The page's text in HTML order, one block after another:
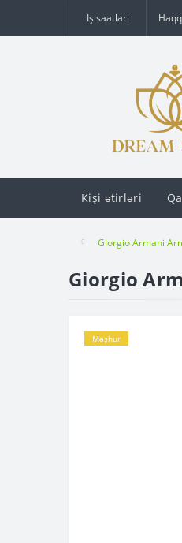
İş saatları
Kişi ətirləri
Giorgio Armani
Giorgio
Məşhur